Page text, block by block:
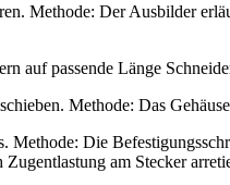
Methode: Der Ausbilder
auf passende Länge
Methode: Das
Methode: Die
am Stecker